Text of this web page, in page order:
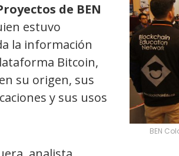
BEN
de BEN
estuvo
la información
Bitcoin,
su origen, sus
y sus usos